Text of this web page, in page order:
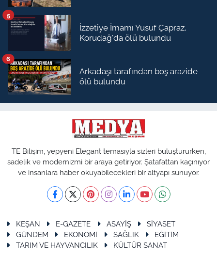
İzzetiye İmamı Yusuf Çapraz,
Korudağ'da ölü bulundu
5
Arkadaşı tarafından boş arazide
ölü bulundu
6
TE Bilişim, yepyeni Elegant temasıyla sizleri buluştururken,
sadelik ve modernizmi bir araya getiriyor. Şatafattan kaçınıyor
ve insanlara haber okuyabilecekleri bir altyapı sunuyor.
KEŞAN E-GAZETE ASAYİŞ
SİYASET
GÜNDEM
EKONOMİ SAĞLIK
EĞİTİM
TARIM VE HAYVANCILIK
KÜLTÜR SANAT